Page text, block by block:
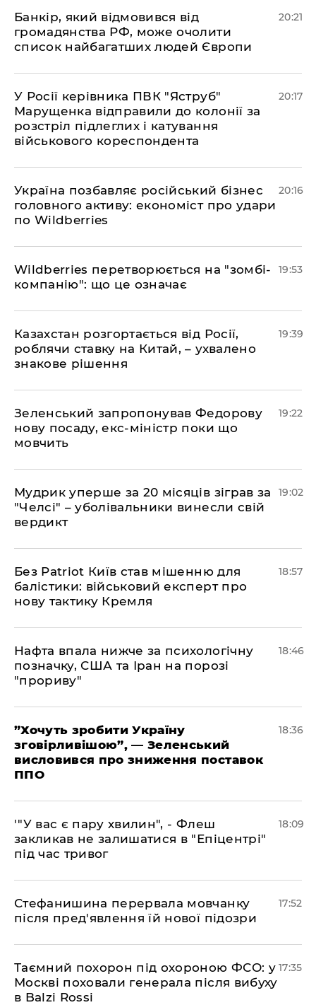
​Банкір, який відмовився від
громадянства РФ, може очолити
список найбагатших людей Європи
20:21
​У Росії керівника ПВК "Яструб"
Марущенка відправили до колонії за
розстріл підлеглих і катування
військового кореспондента
20:17
​Україна позбавляє російський бізнес
головного активу: економіст про удари
по Wildberries
20:16
​Wildberries перетворюється на "зомбі-
компанію": що це означає
19:53
​Казахстан розгортається від Росії,
роблячи ставку на Китай, – ухвалено
знакове рішення
19:39
​Зеленський запропонував Федорову
нову посаду, екс-міністр поки що
мовчить
19:22
​Мудрик уперше за 20 місяців зіграв за
"Челсі" – уболівальники винесли свій
вердикт
19:02
​Без Patriot Київ став мішенню для
балістики: військовий експерт про
нову тактику Кремля
18:57
​Нафта впала нижче за психологічну
позначку, США та Іран на порозі
"прориву"
18:46
​”Хочуть зробити Україну
зговірливішою”, — Зеленський
висловився про зниження поставок
ППО
18:36
​'"У вас є пару хвилин", - Флеш
закликав не залишатися в "Епіцентрі"
під час тривог
18:09
​Стефанишина перервала мовчанку
після пред'явлення їй нової підозри
17:52
​Таємний похорон під охороною ФСО: у
Москві поховали генерала після вибуху
в Balzi Rossi
17:35